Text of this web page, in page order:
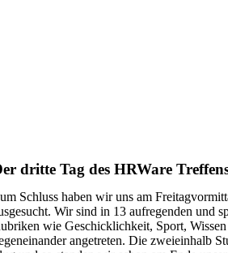
dritte Tag des HRWare
Schluss haben wir uns am
Wir sind in 13 aufregenden und
wie Geschicklichkeit, Sport,
angetreten. Die zweieinhalb